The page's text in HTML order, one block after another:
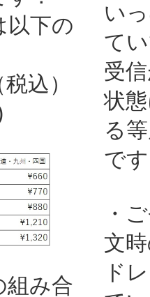
以下の
込）
み合
い
て
受
状
る
で
・
文
ド